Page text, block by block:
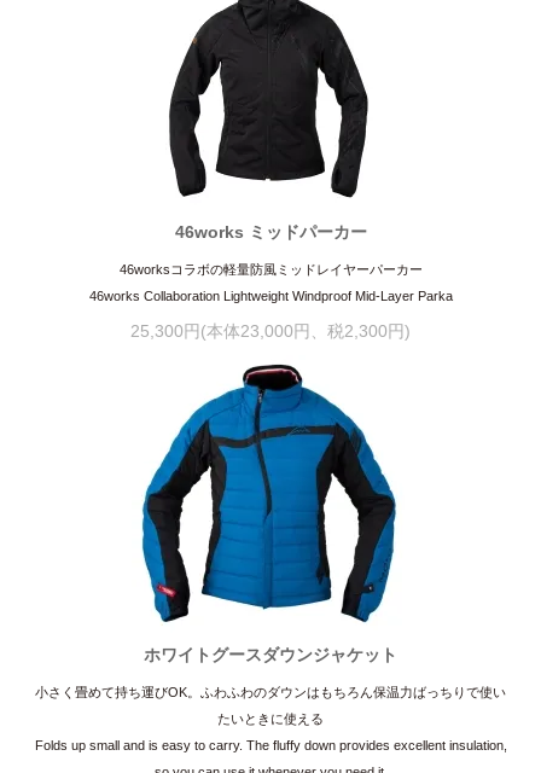
46works ミッドパーカー
46worksコラボの軽量防風ミッドレイヤーパーカー
46works Collaboration Lightweight Windproof Mid-Layer Parka
25,300円(本体23,000円、税2,300円)
ホワイトグースダウンジャケット
小さく畳めて持ち運びOK。ふわふわのダウンはもちろん保温力ばっちりで使い
たいときに使える
Folds up small and is easy to carry. The fluffy down provides excellent insulation,